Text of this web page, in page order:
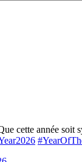
cette année soit